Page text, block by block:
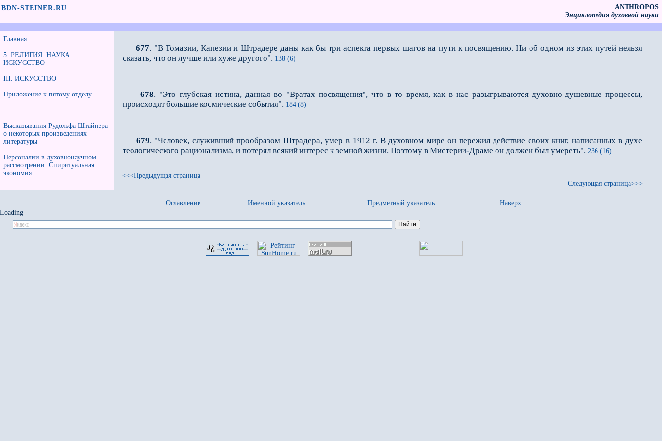
BDN-STEINER.RU
ANTHROPOS
Энциклопедия духовной науки
Главная
5. РЕЛИГИЯ. НАУКА.
ИСКУССТВО
III. ИСКУССТВО
Приложение к пятому отделу
Высказывания Рудольфа Штайнера
о некоторых произведениях
литературы
Персоналии в духовнонаучном
рассмотрении. Спиритуальная
экономия
677. "В Томазии, Капезии и Штрадере даны как бы три аспекта первых шагов на пути к посвящению. Ни об одном из этих путей нельзя
сказать, что он лучше или хуже другого". 138 (6)
678. "Это глубокая истина, данная во "Вратах посвящения", что в то время, как в нас разыгрываются духовно-душевные процессы,
происходят большие космические события". 184 (8)
679. "Человек, служивший прообразом Штрадера, умер в 1912 г. В духовном мире он пережил действие своих книг, написанных в духе
теологического рационализма, и потерял всякий интерес к земной жизни. Поэтому в Мистерии-Драме он должен был умереть". 236 (16)
<<<Предыдущая страница
Следующая страница>>>
Оглавление Именной указатель Предметный указатель
Наверх
Loading